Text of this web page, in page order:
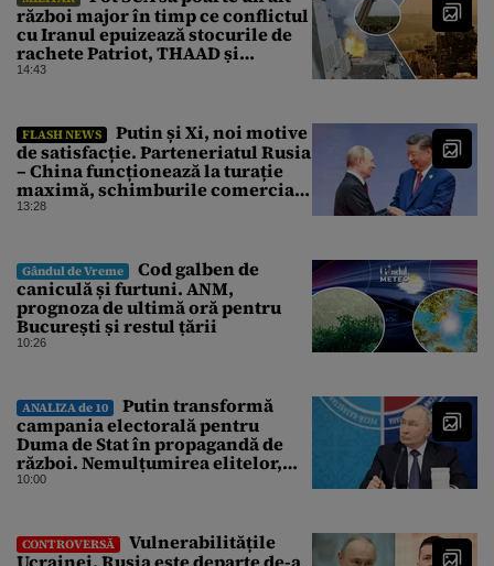
război major în timp ce conflictul
cu Iranul epuizează stocurile de
rachete Patriot, THAAD și
Tomahawk?
14:43
FLASH NEWS
Putin și Xi, noi motive
de satisfacție. Parteneriatul Rusia
– China funcționează la turație
maximă, schimburile comerciale
ating niveluri record
13:28
Gândul de Vreme
Cod galben de
caniculă și furtuni. ANM,
prognoza de ultimă oră pentru
București și restul țării
10:26
ANALIZA de 10
Putin transformă
campania electorală pentru
Duma de Stat în propagandă de
război. Nemulțumirea elitelor,
tratată cu indiferență la Kremlin
10:00
CONTROVERSĂ
Vulnerabilitățile